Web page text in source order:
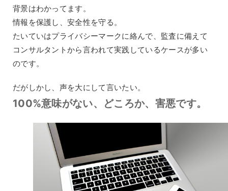
背景はわかってます。
情報を保護し、安全性を守る。
たいていはプライバシーマークに絡んで、監査に備えて
コンサルタントから言われて実践しているケースが多い
のです。
だがしかし、声を大にして言いたい。
100%意味がない、どころか、害悪です。